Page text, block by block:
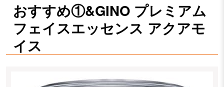
おすすめ①&GINO プレミアム
フェイスエッセンス アクアモ
イス